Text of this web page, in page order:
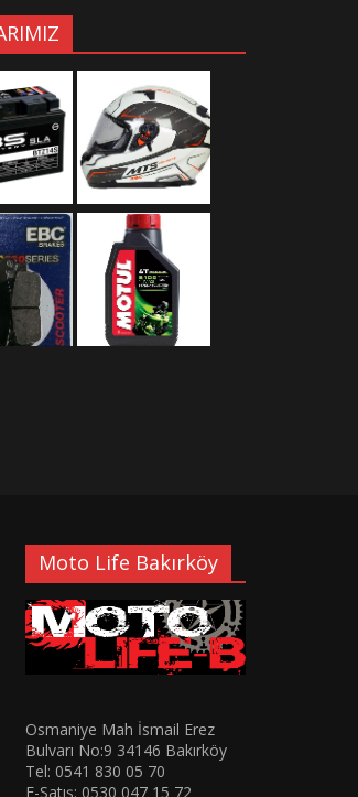
Moto Life Bakırköy
Osmaniye Mah İsmail Erez
Bulvarı No:9 34146 Bakırköy
Tel: 0541 830 05 70
E-Satış: 0530 047 15 72